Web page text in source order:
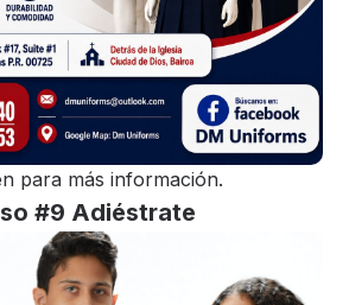
para más información.
#9 Adiéstrate